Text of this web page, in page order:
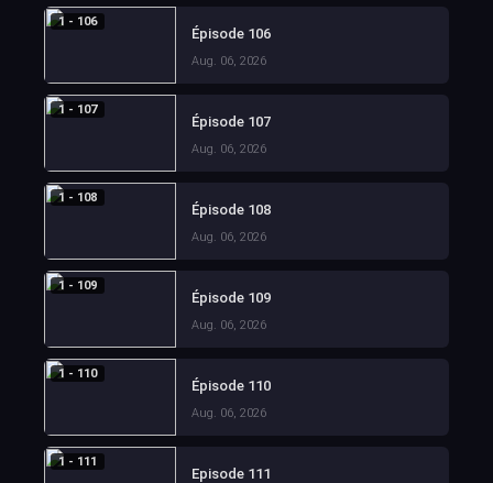
1 - 106
Épisode 106
Aug. 06, 2026
1 - 107
Épisode 107
Aug. 06, 2026
1 - 108
Épisode 108
Aug. 06, 2026
1 - 109
Épisode 109
Aug. 06, 2026
1 - 110
Épisode 110
Aug. 06, 2026
1 - 111
Episode 111